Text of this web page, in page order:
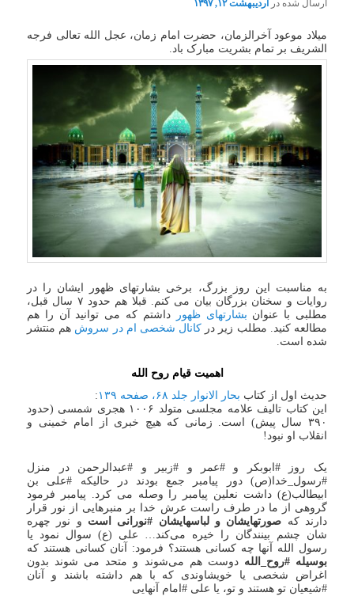
ارسال شده در اردیبهشت ۱۲, ۱۳۹۷
میلاد موعود آخرالزمان، حضرت امام زمان، عجل الله تعالی فرجه
الشریف بر تمام بشریت مبارک باد.
به مناسبت این روز بزرگ، برخی بشارتهای ظهور ایشان را در
روایات و سخنان بزرگان بیان می کنم. قبلا هم حدود ۷ سال قبل،
مطلبی با عنوان بشارتهای ظهور
داشتم که می توانید آن را هم
مطالعه کنید. مطلب زیر در کانال شخصی ام در سروش هم منتشر
شده است.
اهمیت قیام روح الله
حدیث اول از کتاب بحار الانوار جلد ۶۸، صفحه ۱۳۹
:
این کتاب تالیف علامه مجلسی متولد ۱۰۰۶ هجری شمسی (حدود
۳۹۰ سال پیش) است. زمانی که هیچ خبری از امام خمینی و
انقلاب او نبود!
یک روز #ابوبکر و #عمر و #زبیر و #عبدالرحمن در منزل
#رسول_خدا(ص) دور پیامبر جمع بودند در حالیکه #علی بن
ابیطالب(ع) داشت نعلین پیامبر را وصله می کرد. پیامبر فرمود
گروهی از ما در طرف راست عرش خدا بر منبرهایی از نور قرار
دارند که صورتهایشان و لباسهایشان #نورانی است و نور چهره
شان چشم بینندگان را خیره می‌کند… علی (ع) سوال نمود یا
رسول الله آنها چه کسانی هستند؟ فرمود: آنان کسانی هستند که
بوسیله #روح_الله دوست هم می‌شوند و متحد می شوند بدون
اغراض شخصی یا خویشاوندی که با هم داشته باشند و آنان
#شیعیان تو هستند و تو، یا علی #امام آنهایی